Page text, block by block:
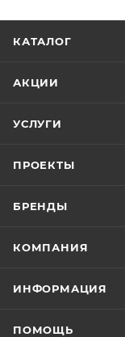
КАТАЛОГ
АКЦИИ
УСЛУГИ
ПРОЕКТЫ
БРЕНДЫ
КОМПАНИЯ
ИНФОРМАЦИЯ
ПОМОЩЬ